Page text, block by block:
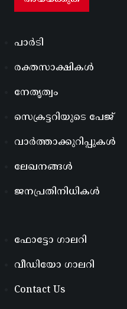
പാർടി
രക്തസാക്ഷികൾ
നേതൃത്വം
സെക്രട്ടറിയുടെ പേജ്
വാർത്താക്കുറിപ്പുകൾ
ലേഖനങ്ങൾ
ജനപ്രതിനിധികൾ
ഫോട്ടോ ഗാലറി
വീഡിയോ ഗാലറി
Contact Us